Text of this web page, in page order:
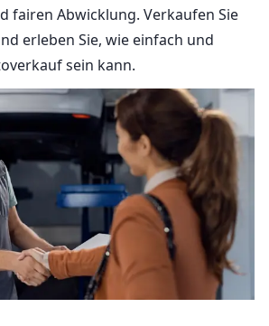
fairen Abwicklung. Verkaufen Sie
erleben Sie, wie einfach und
sein kann.